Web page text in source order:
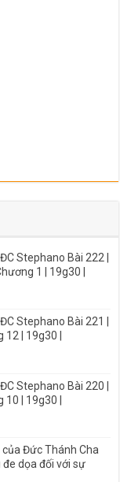
Stephano Bài 222 |
1 | 19g30 |
Stephano Bài 221 |
| 19g30 |
Stephano Bài 220 |
10 | 19g30 |
Đức Thánh Cha
dọa đối với sự